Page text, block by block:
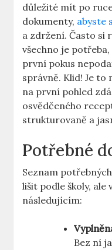
důležité mít po
dokumenty, abyste
a zdržení. Často si
všechno je
první pokus
správně. Klid! Je‌ to⁣
na první pohled
osvědčeného
strukturovaně a‌
Potřebné
Seznam
lišit podle školy, ale
následujícím:
Bez⁣ ní